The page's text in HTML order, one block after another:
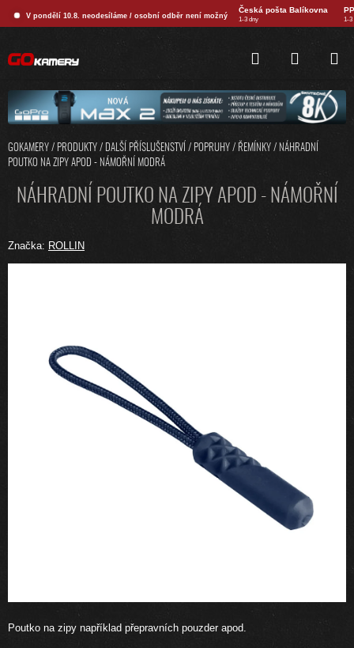
V pondělí 10.8. neodesíláme / osobní odběr není možný
Česká pošta Balíkovna
1-3 dny 1-3
HLEDAT NÁKUPNÍ
KOŠÍK
GOKAMERY / PRODUKTY / DALŠÍ PŘÍSLUŠENSTVÍ / POPRUHY / ŘEMÍNKY / NÁHRADNÍ
POUTKO NA ZIPY APOD - NÁMOŘNÍ MODRÁ
Poutko na zipy například přepravních pouzder apod.
NÁHRADNÍ POUTKO NA ZIPY APOD - NÁMOŘNÍ
MODRÁ
Značka: ROLLIN